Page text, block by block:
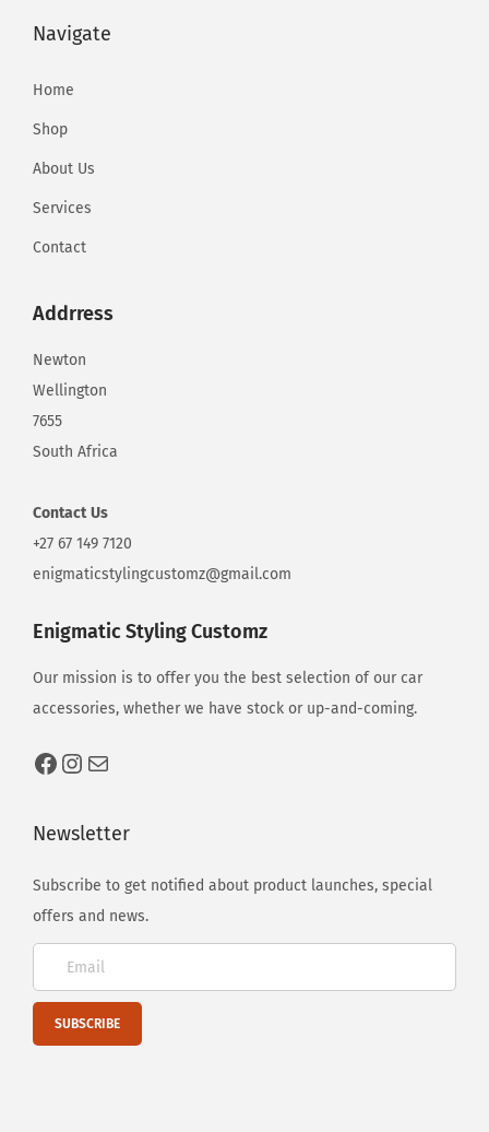
Navigate
Home
Shop
About Us
Services
Contact
Addrress
Newton
Wellington
7655
South Africa
Contact Us
+27 67 149 7120
enigmaticstylingcustomz@gmail.com
Enigmatic Styling Customz
Our mission is to offer you the best selection of our car
accessories, whether we have stock or up-and-coming.
Newsletter
Subscribe to get notified about product launches, special
offers and news.